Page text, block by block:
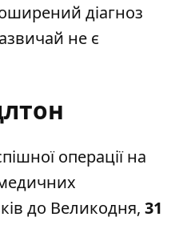
діагноз
не є
операції на
до Великодня, 31